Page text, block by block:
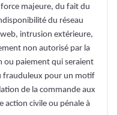
majeure, du fait du
du réseau
intrusion extérieure,
non autorisé par la
ou paiement qui seraient
frauduleux pour un motif
de la commande aux
action civile ou pénale à